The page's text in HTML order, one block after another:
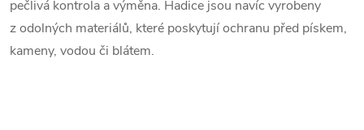
pečlivá kontrola a výměna. Hadice jsou navíc vyrobeny
z odolných materiálů, které poskytují ochranu před pískem,
kameny, vodou či blátem.